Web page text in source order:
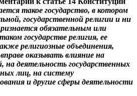
такое государство, в котором
государственной религии и ни
обязательным или
государстве религия, ее
религиозные объединения,
оказывать влияние на
на деятельность государственных
лиц, на систему
и другие сферы деятельности